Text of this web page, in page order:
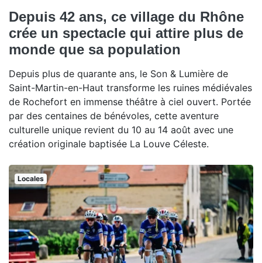
Depuis 42 ans, ce village du Rhône
crée un spectacle qui attire plus de
monde que sa population
Depuis plus de quarante ans, le Son & Lumière de
Saint-Martin-en-Haut transforme les ruines médiévales
de Rochefort en immense théâtre à ciel ouvert. Portée
par des centaines de bénévoles, cette aventure
culturelle unique revient du 10 au 14 août avec une
création originale baptisée La Louve Céleste.
Locales